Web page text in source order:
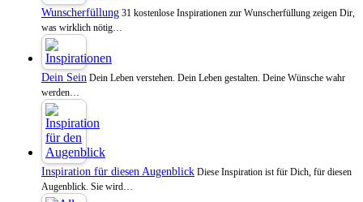
Wunscherfüllung 31 kostenlose Inspirationen zur Wunscherfüllung zeigen Dir,
was wirklich nötig…
Dein Sein Dein Leben verstehen. Dein Leben gestalten. Deine Wünsche wahr
werden…
Inspiration für diesen Augenblick Diese Inspiration ist für Dich, für diesen
Augenblick. Sie wird…